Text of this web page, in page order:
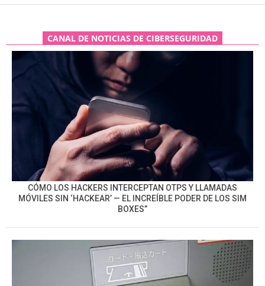
CANAL DE NOTICIAS DE CIBERSEGURIDAD
CÓMO LOS HACKERS INTERCEPTAN OTPS Y LLAMADAS
MÓVILES SIN ‘HACKEAR’ — EL INCREÍBLE PODER DE LOS SIM
BOXES”